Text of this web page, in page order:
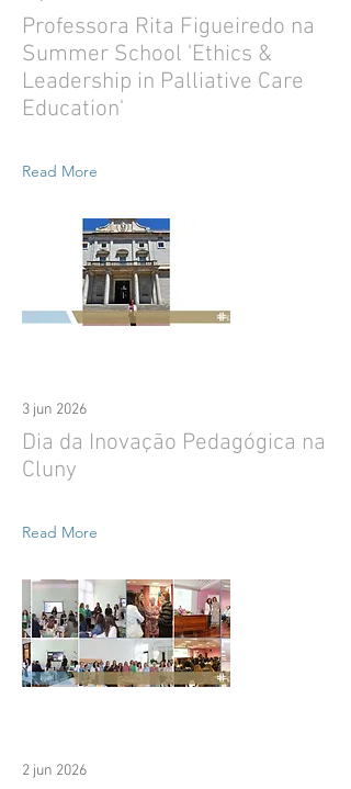
Professora Rita Figueiredo na
Summer School 'Ethics &
Leadership in Palliative Care
Education'
Read More
3 jun 2026
Dia da Inovação Pedagógica na
Cluny
Read More
2 jun 2026